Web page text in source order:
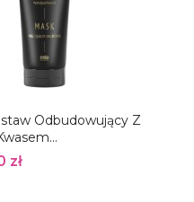
Odbudowujący Z
zł